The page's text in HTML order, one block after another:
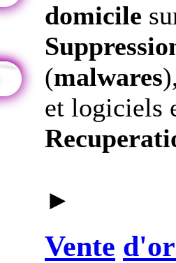
domicile
(malwares
et logiciels
►
Vente